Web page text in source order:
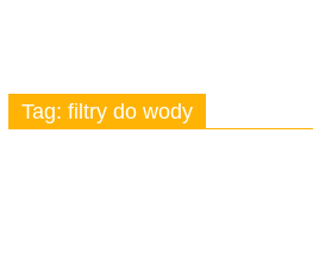
Tag: filtry do wody